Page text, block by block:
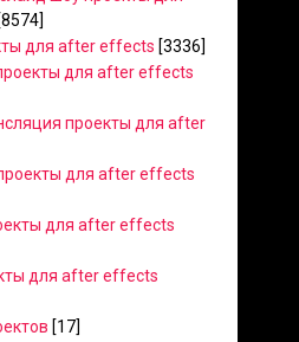
[8574]
для after effects [3336]
для after effects
проекты для after
для after effects
для after effects
для after effects
[17]